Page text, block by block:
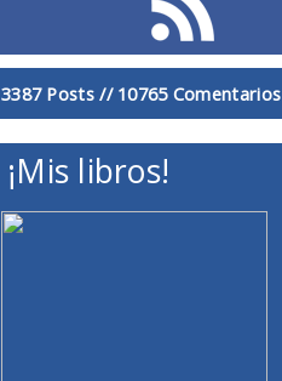
3387 Posts // 10765 Comentarios
¡Mis libros!